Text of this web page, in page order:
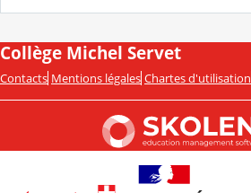
Collège Michel Servet
Contacts Mentions légales Chartes d'utilisation